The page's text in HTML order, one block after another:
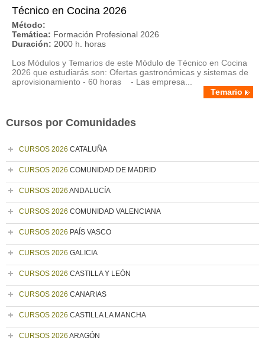
Técnico en Cocina 2026
Método:
Temática: Formación Profesional 2026
Duración: 2000 h. horas
Los Módulos y Temarios de este Módulo de Técnico en Cocina
2026 que estudiarás son: Ofertas gastronómicas y sistemas de
aprovisionamiento - 60 horas - Las empresa...
Temario
Cursos por Comunidades
CURSOS 2026 CATALUÑA
CURSOS 2026 COMUNIDAD DE MADRID
CURSOS 2026 ANDALUCÍA
CURSOS 2026 COMUNIDAD VALENCIANA
CURSOS 2026 PAÍS VASCO
CURSOS 2026 GALICIA
CURSOS 2026 CASTILLA Y LEÓN
CURSOS 2026 CANARIAS
CURSOS 2026 CASTILLA LA MANCHA
CURSOS 2026 ARAGÓN